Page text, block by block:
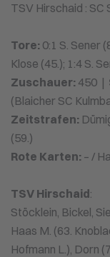
TSV Hirschaid : SC
Tore: 0:1 S. Sener
Klose (45.); 1:4 S.
Zuschauer: 450 |
(Blaicher SC
Zeitstrafen:
(59.)
Rote Karten: – /
TSV Hirschaid:
Stöcklein, Bickel,
Haas M. (63.
Hofmann L.), Dorn